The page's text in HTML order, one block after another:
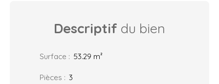
Descriptif du bien
Surface : 53.29 m²
Pièces : 3